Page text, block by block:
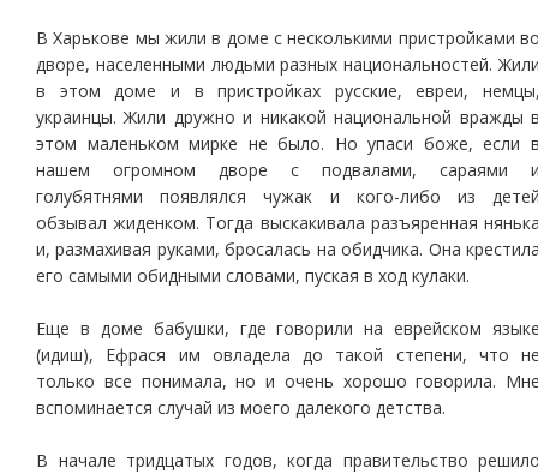
В Харькове мы жили в доме с несколькими пристройками
дворе, населенными людьми разных национальностей.
в этом доме и в пристройках русские, евреи,
украинцы. Жили дружно и никакой национальной вражды
этом маленьком мирке не было. Но упаси боже, если
нашем огромном дворе с подвалами, сараями
голубятнями появлялся чужак и кого-либо из
обзывал жиденком. Тогда выскакивала разъяренная
и, размахивая руками, бросалась на обидчика. Она
его самыми обидными словами, пуская в ход кулаки.
Еще в доме бабушки, где говорили на еврейском
(идиш), Ефрася им овладела до такой степени, что
только все понимала, но и очень хорошо говорила.
вспоминается случай из моего далекого детства.
В начале тридцатых годов, когда правительство